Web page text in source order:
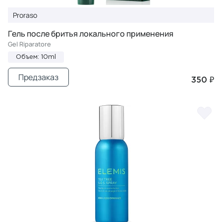
Proraso
Гель после бритья локального применения
Gel Riparatore
Объем: 10ml
350 ₽
Предзаказ